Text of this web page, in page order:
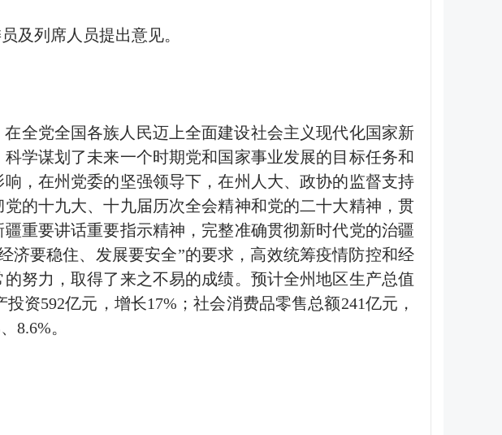
及列席人员提出意见。
全党全国各族人民迈上全面建设社会主义现代化国家新
学谋划了未来一个时期党和国家事业发展的目标任务和
，在州党委的坚强领导下，在州人大、政协的监督支持
的十九大、十九届历次全会精神和党的二十大精神，贯
重要讲话重要指示精神，完整准确贯彻新时代党的治疆
济要稳住、发展要安全”的要求，高效统筹疫情防控和经
努力，取得了来之不易的成绩。预计全州地区生产总值
投资592亿元，增长17% ；社会消费品零售总额241亿元，
、 8.6%。